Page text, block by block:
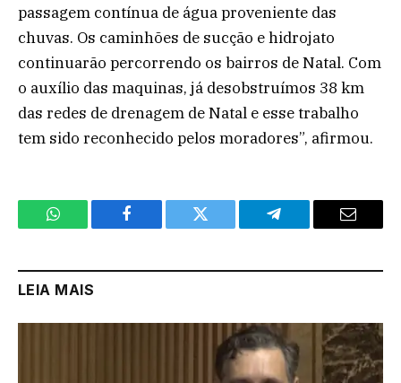
passagem contínua de água proveniente das
chuvas. Os caminhões de sucção e hidrojato
continuarão percorrendo os bairros de Natal. Com
o auxílio das maquinas, já desobstruímos 38 km
das redes de drenagem de Natal e esse trabalho
tem sido reconhecido pelos moradores”, afirmou.
WhatsApp Facebook Twitter Telegram Email
LEIA MAIS